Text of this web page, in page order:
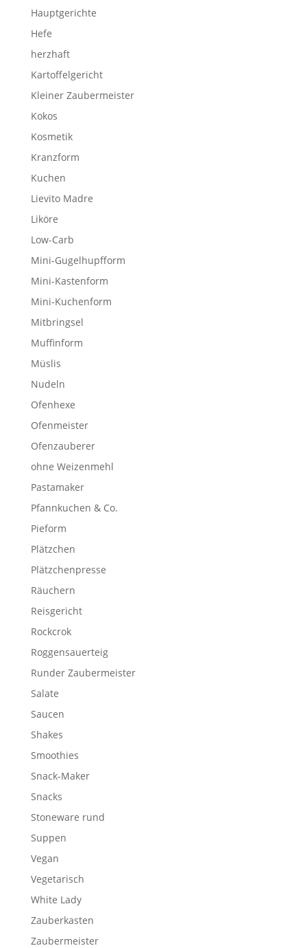
Hauptgerichte
Hefe
herzhaft
Kartoffelgericht
Kleiner Zaubermeister
Kokos
Kosmetik
Kranzform
Kuchen
Lievito Madre
Liköre
Low-Carb
Mini-Gugelhupfform
Mini-Kastenform
Mini-Kuchenform
Mitbringsel
Muffinform
Müslis
Nudeln
Ofenhexe
Ofenmeister
Ofenzauberer
ohne Weizenmehl
Pastamaker
Pfannkuchen & Co.
Pieform
Plätzchen
Plätzchenpresse
Räuchern
Reisgericht
Rockcrok
Roggensauerteig
Runder Zaubermeister
Salate
Saucen
Shakes
Smoothies
Snack-Maker
Snacks
Stoneware rund
Suppen
Vegan
Vegetarisch
White Lady
Zauberkasten
Zaubermeister